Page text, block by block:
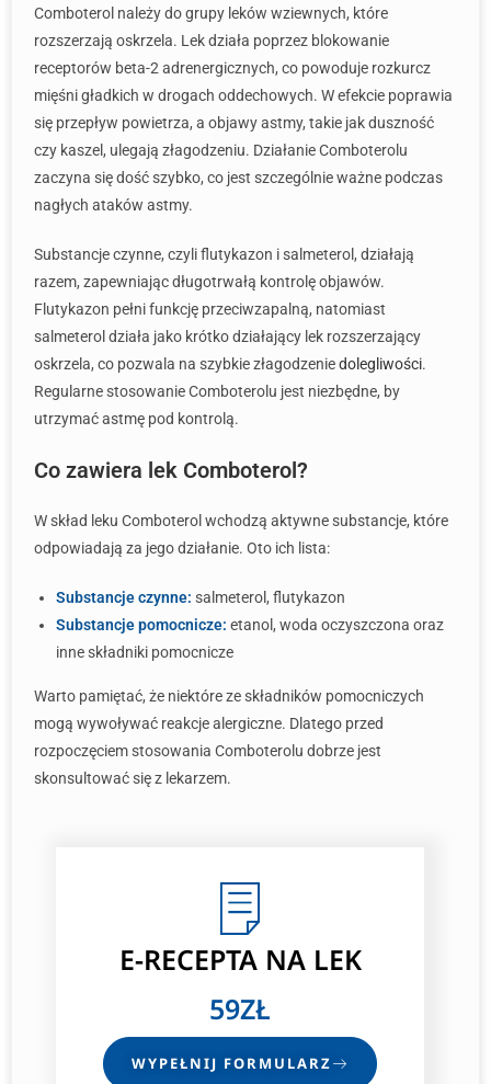
Comboterol należy do grupy leków wziewnych, które
rozszerzają oskrzela. Lek działa poprzez blokowanie
receptorów beta-2 adrenergicznych, co powoduje rozkurcz
mięśni gładkich w drogach oddechowych. W efekcie poprawia
się przepływ powietrza, a objawy astmy, takie jak duszność
czy kaszel, ulegają złagodzeniu. Działanie Comboterolu
zaczyna się dość szybko, co jest szczególnie ważne podczas
nagłych ataków astmy.
Substancje czynne, czyli flutykazon i salmeterol, działają
razem, zapewniając długotrwałą kontrolę objawów.
Flutykazon pełni funkcję przeciwzapalną, natomiast
salmeterol działa jako krótko działający lek rozszerzający
oskrzela, co pozwala na szybkie złagodzeniedolegliwości.
Regularne stosowanie Comboterolu jest niezbędne, by
utrzymać astmę pod kontrolą.
Co zawiera lek Comboterol?
W skład leku Comboterol wchodzą aktywne substancje, które
odpowiadają za jego działanie. Oto ich lista:
Substancje czynne: salmeterol, flutykazon
Substancje pomocnicze: etanol, woda oczyszczona oraz
inne składniki pomocnicze
Warto pamiętać, że niektóre ze składników pomocniczych
mogą wywoływać reakcje alergiczne. Dlatego przed
rozpoczęciem stosowania Comboterolu dobrze jest
skonsultować się z lekarzem.
E-RECEPTANA LEK
59ZŁ
WYPEŁNIJ FORMULARZ